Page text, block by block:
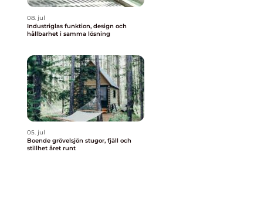
08. jul
Industriglas funktion, design och
hållbarhet i samma lösning
05. jul
Boende grövelsjön stugor, fjäll och
stillhet året runt